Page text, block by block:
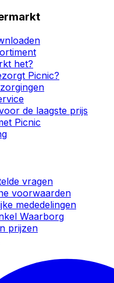
het?
Picnic?
de laagste prijs
Picnic
vragen
voorwaarden
mededelingen
Waarborg
prijzen